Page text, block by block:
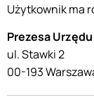
Użytkownik ma
Prezesa
ul. Stawki 2
00-193